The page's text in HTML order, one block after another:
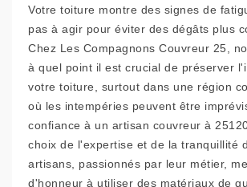
Votre toiture montre des signes de
pas à agir pour éviter des dégâts plus
Chez Les Compagnons Couvreur 25,
à quel point il est crucial de préserver
votre toiture, surtout dans une région
où les intempéries peuvent être
confiance à un artisan couvreur à
choix de l'expertise et de la tranquillité
artisans, passionnés par leur métier,
d'honneur à utiliser des matériaux de